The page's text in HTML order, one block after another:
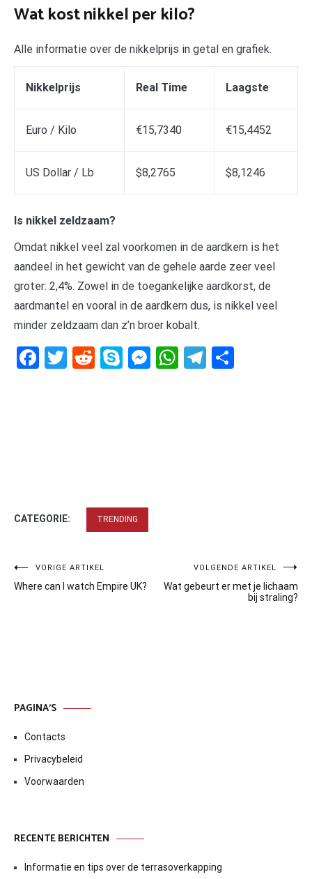
Wat kost nikkel per kilo?
Alle informatie over de nikkelprijs in getal en grafiek.
Nikkelprijs Real Time Laagste
Euro / Kilo €15,7340 €15,4452
US Dollar / Lb $8,2765 $8,1246
Is nikkel zeldzaam?
Omdat nikkel veel zal voorkomen in de aardkern is het
aandeel in het gewicht van de gehele aarde zeer veel
groter: 2,4%. Zowel in de toegankelijke aardkorst, de
aardmantel en vooral in de aardkern dus, is nikkel veel
minder zeldzaam dan z’n broer kobalt.
Facebook
Twitter
RedditSkypeMessenger
WhatsApp
Telegram
CATEGORIE: TRENDING
Bericht
navigatie
VORIGE ARTIKEL
Where can I watch Empire UK?
VOLGENDE ARTIKEL
Wat gebeurt er met je lichaam
bij straling?
PAGINA’S
Contacts
Privacybeleid
Voorwaarden
RECENTE BERICHTEN
Informatie en tips over de terrasoverkapping